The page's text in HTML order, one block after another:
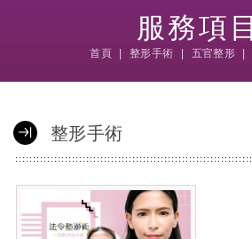
服務項目
首頁 整形手術 五官整形
整形手術
忘記密碼
密碼修改
填寫匯款通知